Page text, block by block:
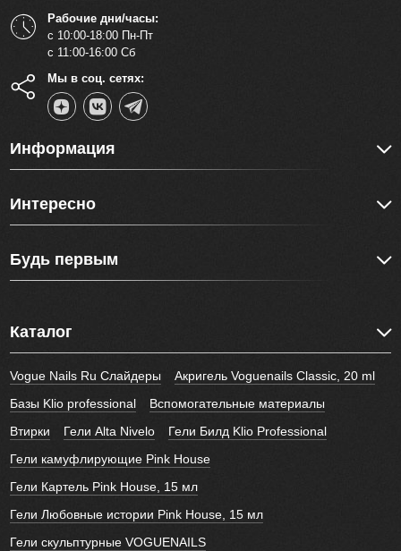
Рабочие дни/часы:
с 10:00-18:00 Пн-Пт
с 11:00-16:00 Сб
Мы в соц. сетях:
Информация
Интересно
Будь первым
Каталог
Vogue Nails Ru Слайдеры
Акригель Voguenails Classic, 20 ml
Базы Klio professional
Вспомогательные материалы
Втирки
Гели Alta Nivelo
Гели Билд Klio Professional
Гели камуфлирующие Pink House
Гели Картель Pink House, 15 мл
Гели Любовные истории Pink House, 15 мл
Гели скульптурные VOGUENAILS